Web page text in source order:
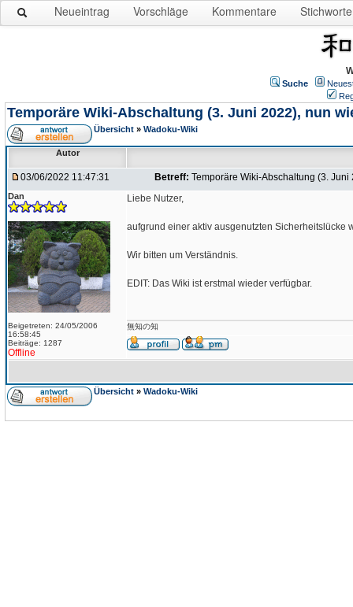
Neueintrag Vorschläge Kommentare Stichworte
Suche
Temporäre Wiki-Abschaltung (3. Juni 2022), nun
Übersicht » Wadoku-Wiki
Autor
03/06/2022 11:47:31 Betreff: Temporäre Wiki-Abschaltung (3.
Dan
Beigetreten: 24/05/2006
16:58:45
Beiträge: 1287
Offline
Liebe Nutzer,
aufgrund einer aktiv ausgenutzten Sicherheitslücke
Wir bitten um Verständnis.
EDIT: Das Wiki ist erstmal wieder verfügbar.
無知の知
Übersicht » Wadoku-Wiki